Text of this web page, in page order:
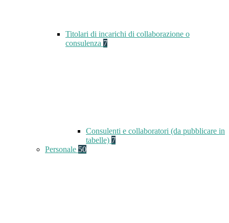
Titolari di incarichi di collaborazione o
consulenza 7
Consulenti e collaboratori (da pubblicare in
tabelle) 7
Personale 50